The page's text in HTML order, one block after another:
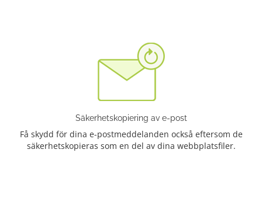
Säkerhetskopiering av e-post
Få skydd för dina e-postmeddelanden också eftersom de
säkerhetskopieras som en del av dina webbplatsfiler.